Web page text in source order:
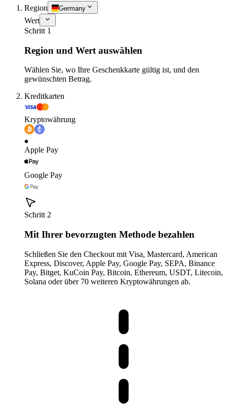
Region Germany
Wert
Schritt 1
Region und Wert auswählen
Wählen Sie, wo Ihre Geschenkkarte gültig ist, und den
gewünschten Betrag.
Kreditkarten
Kryptowährung
Apple Pay
Google Pay
Schritt 2
Mit Ihrer bevorzugten Methode bezahlen
Schließen Sie den Checkout mit Visa, Mastercard, American
Express, Discover, Apple Pay, Google Pay, SEPA, Binance
Pay, Bitget, KuCoin Pay, Bitcoin, Ethereum, USDT, Litecoin,
Solana oder über 70 weiteren Kryptowährungen ab.